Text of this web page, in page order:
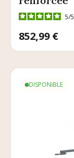
5/5
Prix
852,99 €
DISPONIBLE